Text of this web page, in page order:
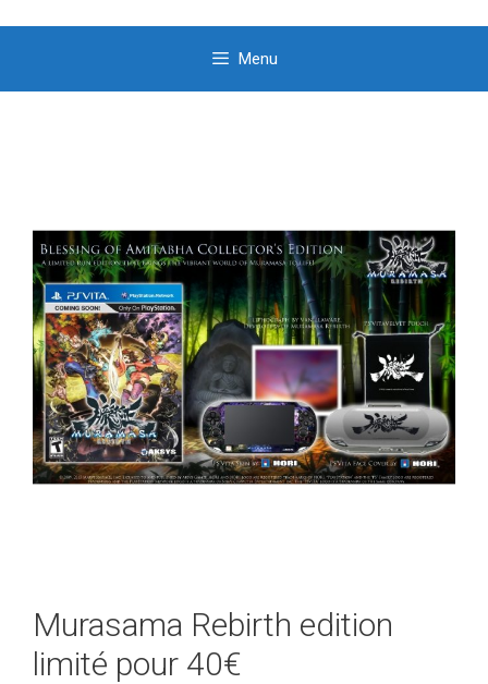
Menu
Murasama Rebirth edition
limité pour 40€